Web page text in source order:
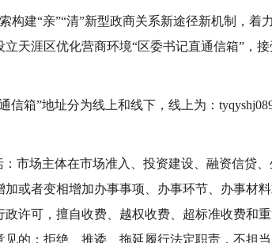
构建“亲”“清”新型政商关系新途径新机制，
天涯区优化营商环境“区委书记直通信箱”，
信箱”地址分为线上和线下，线上为：
市场主体在市场准入、投资建设、融资信贷
或者变相增加办事事项、办事环节、办事材
许可，擅自收费、越权收费、超标准收费和
的；拒绝、推诿、拖延履行法定职责，不担